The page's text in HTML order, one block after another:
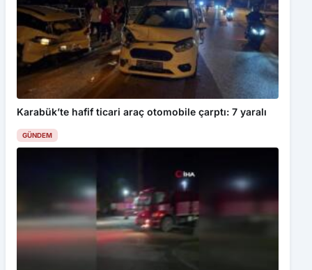
Karabük’te hafif ticari araç otomobile çarptı: 7 yaralı
GÜNDEM